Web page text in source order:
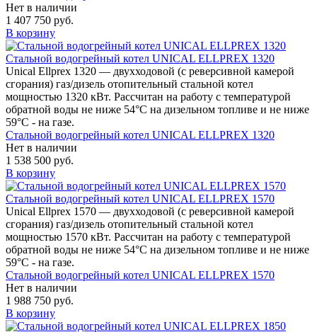
Нет в наличии
1 407 750 руб.
В корзину
Стальной водогрейный котел UNICAL ELLPREX 1320
Unical Ellprex 1320 — двухходовой (c реверсивной камерой
сгорания) газ/дизель отопительный стальной котел
мощностью 1320 кВт. Рассчитан на работу с температурой
обратной воды не ниже 54°С на дизельном топливе и не ниже
59°С - на газе.
Стальной водогрейный котел UNICAL ELLPREX 1320
Нет в наличии
1 538 500 руб.
В корзину
Стальной водогрейный котел UNICAL ELLPREX 1570
Unical Ellprex 1570 — двухходовой (c реверсивной камерой
сгорания) газ/дизель отопительный стальной котел
мощностью 1570 кВт. Рассчитан на работу с температурой
обратной воды не ниже 54°С на дизельном топливе и не ниже
59°С - на газе.
Стальной водогрейный котел UNICAL ELLPREX 1570
Нет в наличии
1 988 750 руб.
В корзину